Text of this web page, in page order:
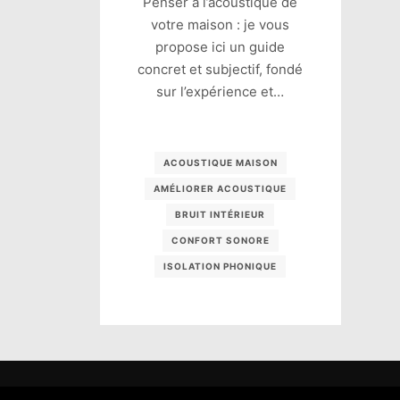
votre maison : je vous
propose ici un guide
concret et subjectif, fondé
sur l’expérience et…
ACOUSTIQUE MAISON
AMÉLIORER ACOUSTIQUE
BRUIT INTÉRIEUR
CONFORT SONORE
ISOLATION PHONIQUE